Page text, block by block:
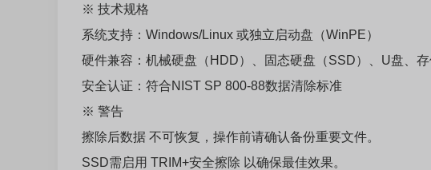
※ 技术规格
系统支持：Windows/Linux 或独立启动盘（WinPE）
硬件兼容：机械硬盘（HDD）、固态硬盘（SSD）、U盘、
安全认证：符合NIST SP 800-88数据清除标准
※ 警告
擦除后数据 不可恢复，操作前请确认备份重要文件。
SSD需启用 TRIM+安全擦除 以确保最佳效果。